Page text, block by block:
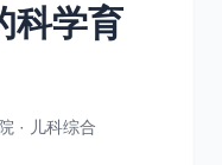
科学育
· 儿科综合